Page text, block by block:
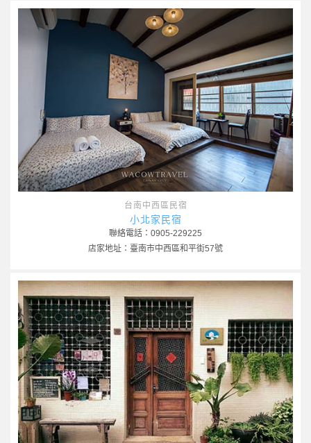
台南中西區民宿
小北家民宿
聯絡電話：0905-229225
店家地址：臺南市中西區和平街57號